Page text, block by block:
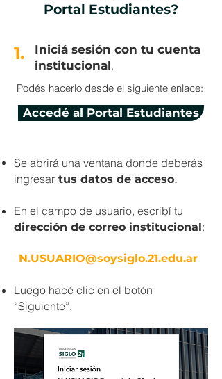
Portal Estudiantes?
1.
Iniciá sesión con tu cuenta
institucional.
Podés hacerlo desde el siguiente enlace:
Accedé al Portal Estudiantes
Se abrirá una ventana donde deberás
ingresar tus datos de acceso.
En el campo de usuario, escribí tu
dirección de correo institucional:
N.USUARIO@soysiglo.21.edu.ar
Luego hacé clic en el botón
“Siguiente”.